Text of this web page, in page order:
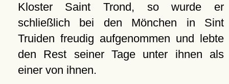
Kloster Saint Trond, so wurde er
schließlich bei den Mönchen in Sint
Truiden freudig aufgenommen und lebte
den Rest seiner Tage unter ihnen als
einer von ihnen.